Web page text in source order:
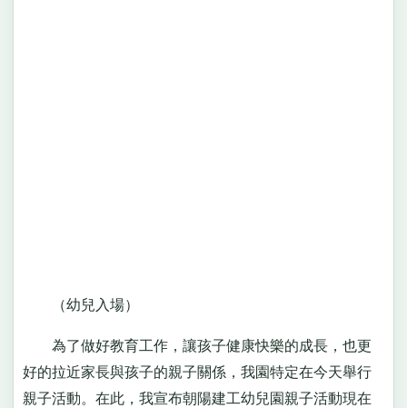
（幼兒入場）
為了做好教育工作，讓孩子健康快樂的成長，也更
好的拉近家長與孩子的親子關係，我園特定在今天舉行
親子活動。在此，我宣布朝陽建工幼兒園親子活動現在